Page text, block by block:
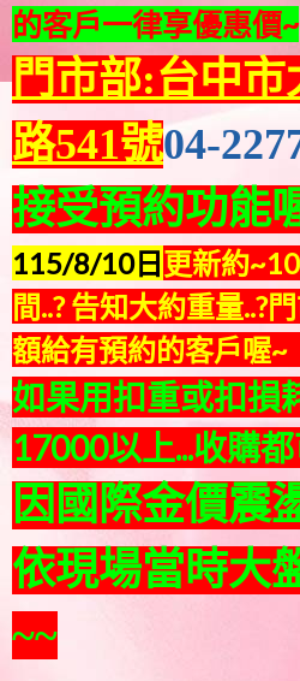
的客戶一律享優惠價~
門市部:台中
路541號04-
接受預約功能
115/8/10日更新約
間..? 告知大約重量..?
額給有預約的客戶喔~
如果用扣重或扣損
17000以上...收購
因國際金價震
依現場當時大
~~